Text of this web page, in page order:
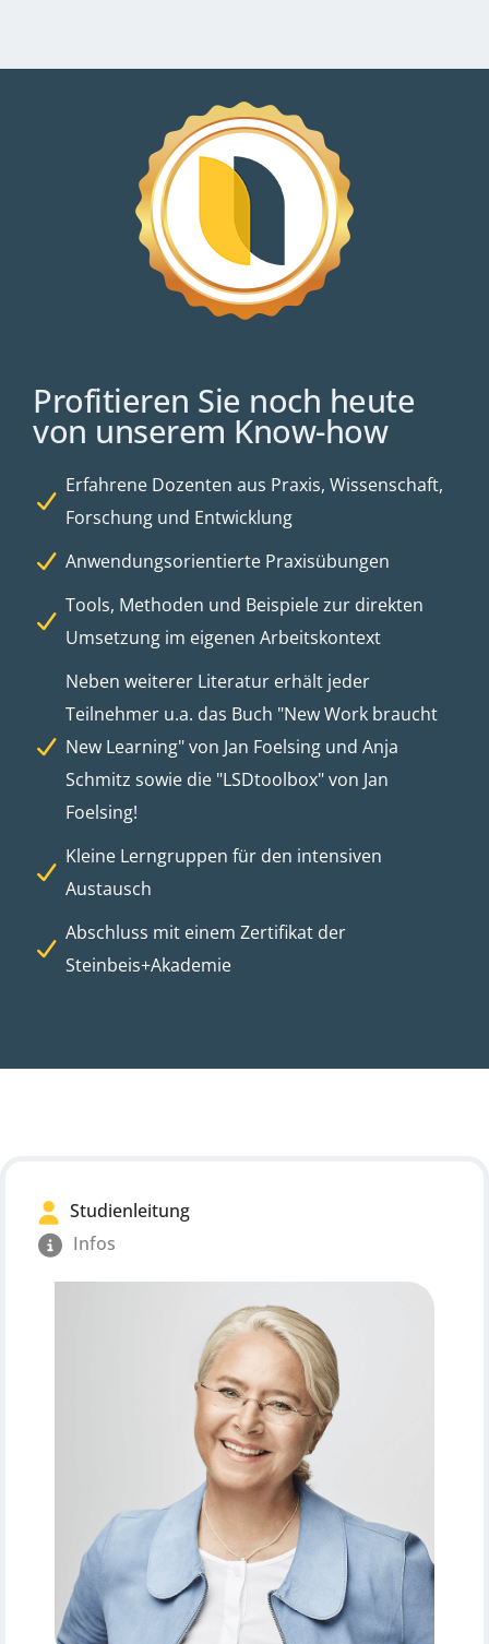
Profitieren Sie noch heute
von unserem Know-how
Erfahrene Dozenten aus Praxis, Wissenschaft,
Forschung und Entwicklung
Anwendungsorientierte Praxisübungen
Tools, Methoden und Beispiele zur direkten
Umsetzung im eigenen Arbeitskontext
Neben weiterer Literatur erhält jeder
Teilnehmer u.a. das Buch "New Work braucht
New Learning" von Jan Foelsing und Anja
Schmitz sowie die "LSDtoolbox" von Jan
Foelsing!
Kleine Lerngruppen für den intensiven
Austausch
Abschluss mit einem Zertifikat der
Steinbeis+Akademie
Studienleitung
Infos